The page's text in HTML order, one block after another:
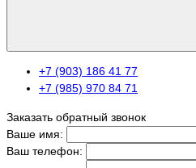
+7 (903) 186 41 77
+7 (985) 970 84 71
Заказать обратный звонок
Ваше имя:
Ваш телефон: